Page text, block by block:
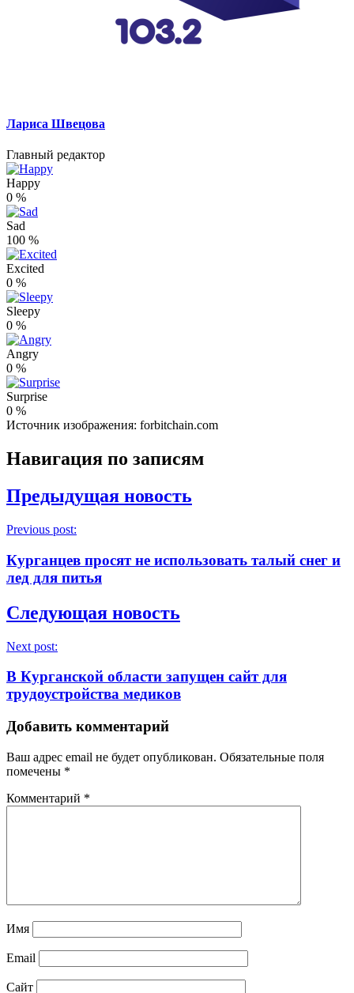
Лариса Швецова
Главный редактор
Happy
0 %
Sad
100 %
Excited
0 %
Sleepy
0 %
Angry
0 %
Surprise
0 %
Источник изображения: forbitchain.com
Навигация по записям
Предыдущая новость
Previous post:
Курганцев просят не использовать талый снег и
лед для питья
Следующая новость
Next post:
В Курганской области запущен сайт для
трудоустройства медиков
Добавить комментарий
Ваш адрес email не будет опубликован. Обязательные поля
помечены *
Комментарий *
Имя
Email
Сайт